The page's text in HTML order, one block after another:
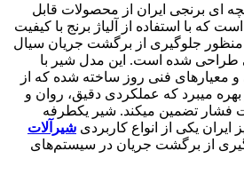
ای برنجی ایران از محصولات قابل
که با استفاده از آلیاژ برنج با کیفیت
منظور جلوگیری از برگشت جریان سیال
شده است. این مدل شیر با
و معیارهای فنی روز ساخته شده که از
میبرد که عملکردی دقیق، روان و
فشار تضمین میکند. شیر یکطرفه
یکی از انواع کاربردی شیرآلات
از برگشت جریان در سیستم‌های